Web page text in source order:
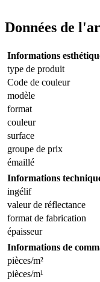
Données de
Informations
type de produit
Code de couleur
modèle
format
couleur
surface
groupe de prix
émaillé
Informations
ingélif
valeur de réflectance
format de fabrication
épaisseur
Informations de
pièces/m²
pièces/m¹